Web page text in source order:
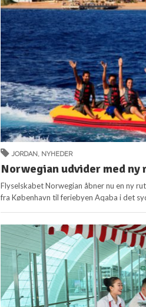
JORDAN, NYHEDER
Norwegian udvider med
Flyselskabet Norwegian åbner nu en ny
fra København til feriebyen Aqaba i det